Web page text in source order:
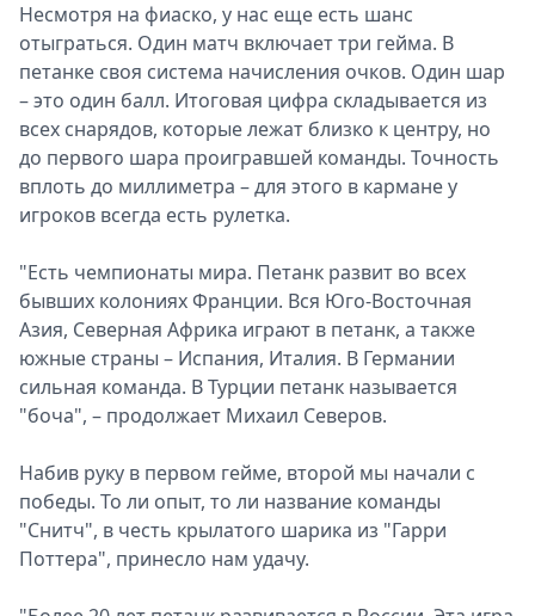
Несмотря на фиаско, у нас еще есть шанс
отыграться. Один матч включает три гейма. В
петанке своя система начисления очков. Один шар
– это один балл. Итоговая цифра складывается из
всех снарядов, которые лежат близко к центру, но
до первого шара проигравшей команды. Точность
вплоть до миллиметра – для этого в кармане у
игроков всегда есть рулетка.
"Есть чемпионаты мира. Петанк развит во всех
бывших колониях Франции. Вся Юго-Восточная
Азия, Северная Африка играют в петанк, а также
южные страны – Испания, Италия. В Германии
сильная команда. В Турции петанк называется
"боча", – продолжает Михаил Северов.
Набив руку в первом гейме, второй мы начали с
победы. То ли опыт, то ли название команды
"Снитч", в честь крылатого шарика из "Гарри
Поттера", принесло нам удачу.